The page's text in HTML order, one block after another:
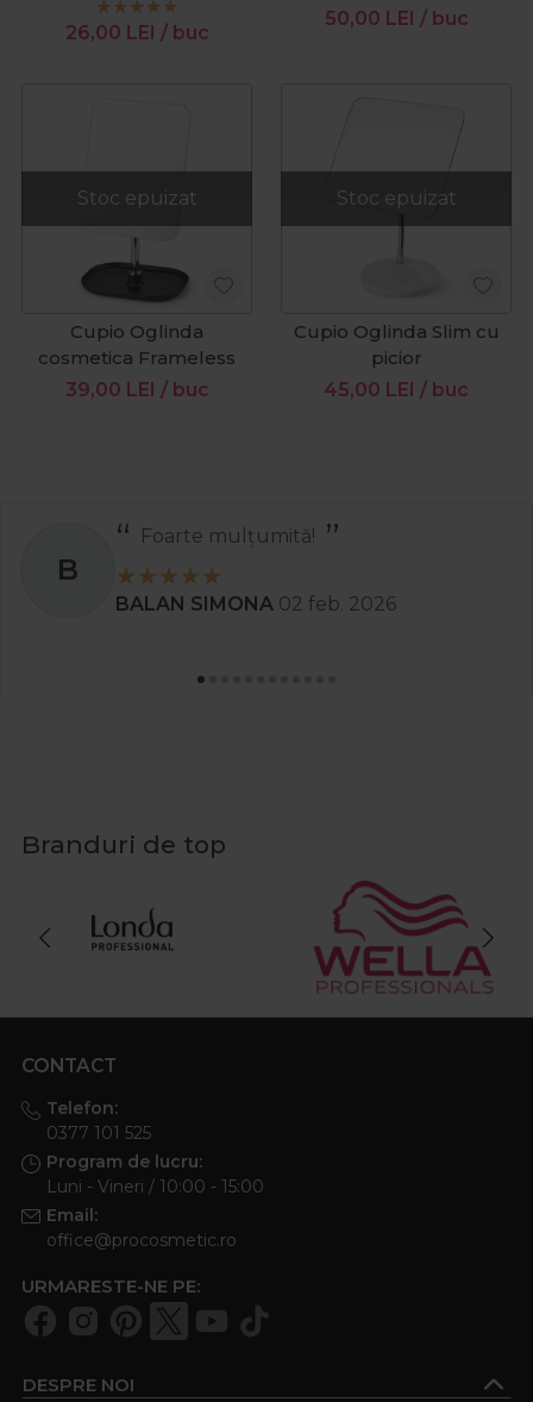
26,00 LEI / buc
50,00 LEI / buc
Stoc epuizat
Cupio Oglinda
cosmetica Frameless
39,00 LEI / buc
Stoc epuizat
Cupio Oglinda Slim cu
picior
45,00 LEI / buc
Foarte mulțumită!
BALAN SIMONA 02 feb. 2026
Branduri de top
CONTACT
Telefon:
0377 101 525
Program de lucru:
Luni - Vineri / 10:00 - 15:00
Email:
office@procosmetic.ro
URMARESTE-NE PE:
DESPRE NOI